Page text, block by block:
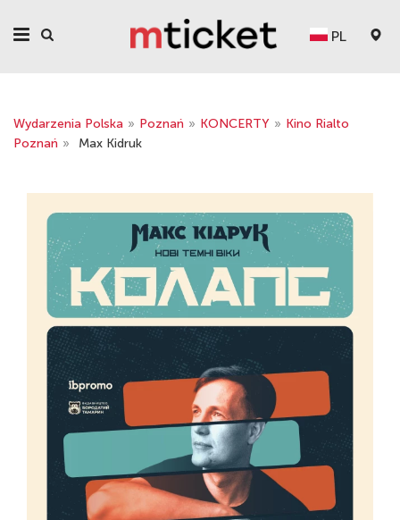
PL
Wydarzenia Polska » Poznań » KONCERTY » Kino Rialto
Poznań » Max Kidruk